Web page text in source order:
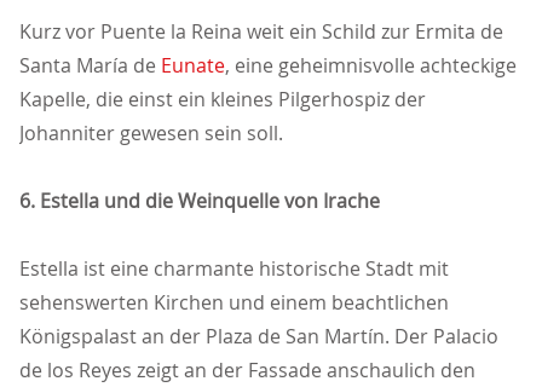
Kurz vor Puente la Reina weit ein Schild zur Ermita de
Santa María de Eunate, eine geheimnisvolle achteckige
Kapelle, die einst ein kleines Pilgerhospiz der
Johanniter gewesen sein soll.
6. Estella und die Weinquelle von Irache
Estella ist eine charmante historische Stadt mit
sehenswerten Kirchen und einem beachtlichen
Königspalast an der Plaza de San Martín. Der Palacio
de los Reyes zeigt an der Fassade anschaulich den